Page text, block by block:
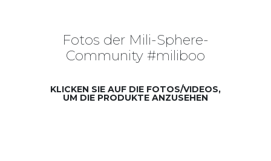
Fotos der Mili-Sphere-
Community #miliboo
KLICKEN SIE AUF DIE FOTOS/VIDEOS,
UM DIE PRODUKTE ANZUSEHEN